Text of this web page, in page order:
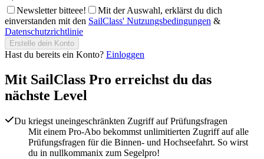
Newsletter bitteee!
Mit der Auswahl, erklärst du dich
einverstanden mit den SailClass' Nutzungsbedingungen &
Datenschutzrichtlinie
Erstelle dein Konto
Hast du bereits ein Konto? Einloggen
Mit SailClass Pro erreichst du das
nächste Level
Du kriegst uneingeschränkten Zugriff auf Prüfungsfragen
Mit einem Pro-Abo bekommst unlimitierten Zugriff auf alle
Prüfungsfragen für die Binnen- und Hochseefahrt. So wirst
du in nullkommanix zum Segelpro!